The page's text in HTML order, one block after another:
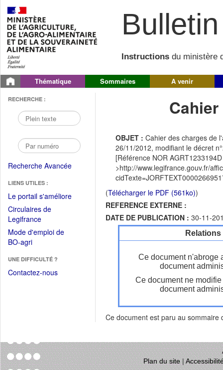
Instructions du ministère
Thématique Sommaires A venir
RECHERCHE :
Recherche Avancée
LIENS UTILES :
Le portail s'améliore(Fichier
Circulaires de
Legifrance(Ouvrir
dans
une
fenêtre)
Mode d'emploi de
BO-agri(Ouvrir
une
nouvelle
UNE DIFFICULTÉ ?
Contactez-nous
OBJET : Cahier des charges de
26/11/2012, modifiant le décret
[Référence NOR
>http://www.legifrance.gouv.fr/
(Télécharger le PDF (561ko))
REFERENCE EXTERNE :
DATE DE PUBLICATION : 30-11-
Ce document n'abroge
document
Ce document ne
document
Ce document est paru au sommaire
Plan du site|